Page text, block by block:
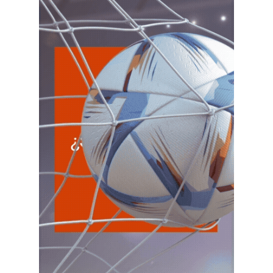
CATAMARCA
CATAMARCA
Agentes RetenciÃ³n Catamarca
CUIT 0-1-2-3-4-5-6-7-8-9-…
Agentes Ret. Perc. Chaco
CUIT 0-1-2-3-4-5-6-7-8-9-…
CHUBUT
10 CHUBUT
Agentes Ret. y Perc. Chubut 2Q
CUIT 0-1-2-3-4-5-6-7-8-9-…
LUN
CORRIENTES
IIBB Corrientes Cuota Fija
CUIT 0-2-4-6-8-…